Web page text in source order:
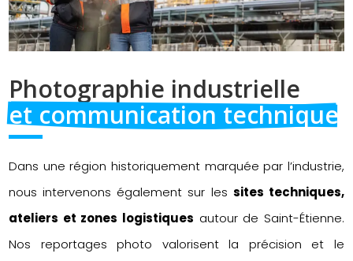
Photographie industrielle
et communication technique
Dans une région historiquement marquée par l’industrie,
nous intervenons également sur les sites techniques,
ateliers et zones logistiques autour de Saint-Étienne.
Nos reportages photo valorisent la précision et le